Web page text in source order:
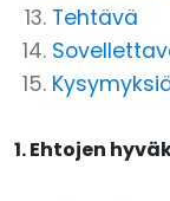
Tehtävä
1. Ehtojen